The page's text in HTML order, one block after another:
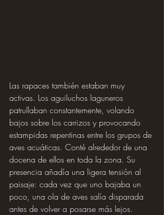
Las rapaces también estaban muy
activas. Los aguiluchos laguneros
patrullaban constantemente, volando
bajos sobre los carrizos y provocando
estampidas repentinas entre los grupos de
aves acuáticas. Conté alrededor de una
docena de ellos en toda la zona. Su
presencia añadía una ligera tensión al
paisaje: cada vez que uno bajaba un
poco, una ola de aves salía disparada
antes de volver a posarse más lejos.